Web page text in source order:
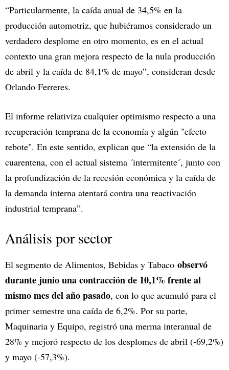
“Particularmente, la caída anual de 34,5% en la
producción automotriz, que hubiéramos considerado un
verdadero desplome en otro momento, es en el actual
contexto una gran mejora respecto de la nula producción
de abril y la caída de 84,1% de mayo”, consideran desde
Orlando Ferreres.
El informe relativiza cualquier optimismo respecto a una
recuperación temprana de la economía y algún "efecto
rebote". En este sentido, explican que “la extensión de la
cuarentena, con el actual sistema ´intermitente´, junto con
la profundización de la recesión económica y la caída de
la demanda interna atentará contra una reactivación
industrial temprana”.
Análisis por sector
El segmento de Alimentos, Bebidas y Tabaco observó
durante junio una contracción de 10,1% frente al
mismo mes del año pasado, con lo que acumuló para el
primer semestre una caída de 6,2%. Por su parte,
Maquinaria y Equipo, registró una merma interanual de
28% y mejoró respecto de los desplomes de abril (-69,2%)
y mayo (-57,3%).